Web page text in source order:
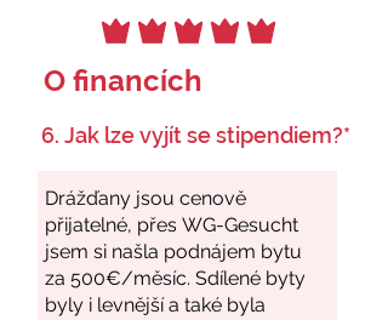
O financích
6. Jak lze vyjít se stipendiem?*